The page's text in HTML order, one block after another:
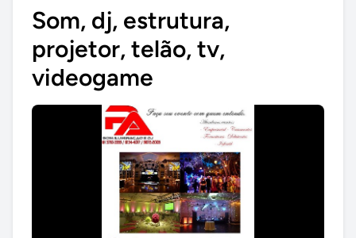
Som, dj, estrutura,
projetor, telão, tv,
videogame